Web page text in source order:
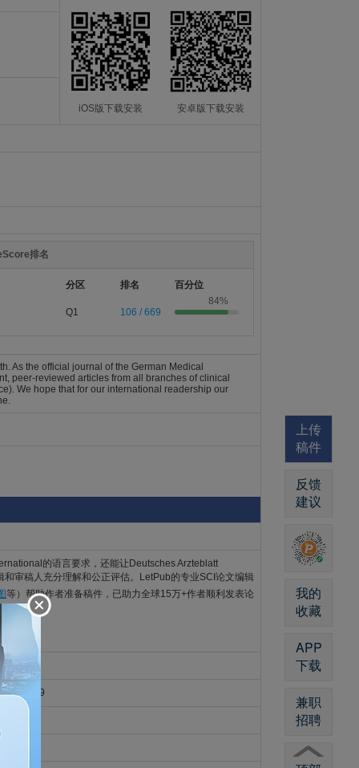
iOS版下载安装 安卓版下载安装
排名
分区 排名 百分位
Q1 106 / 669
84%
As the official journal of the German Medical
peer-reviewed articles from all branches of clinical
We hope that for our international readership our
的语言要求，还能让Deutsches Arzteblatt
审稿人充分理解和公正评估。LetPub的专业SCI论文编辑
等）帮助作者准备稿件，已助力全球15万+作者顺利发表论
D-50859
上传
稿件
反馈
建议
我的
收藏
APP
下载
兼职
招聘